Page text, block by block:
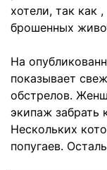
хотели, так как
брошенных
На
показывает
обстрелов.
экипаж
Нескольких
попугаев.